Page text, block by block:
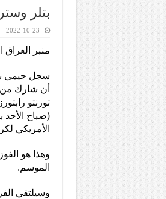
بتلر
2022-10-23
منبر العراق
أن شارك من
(صباح
الأمريكي
وهذا هو
الموسم.
وسيلتقي